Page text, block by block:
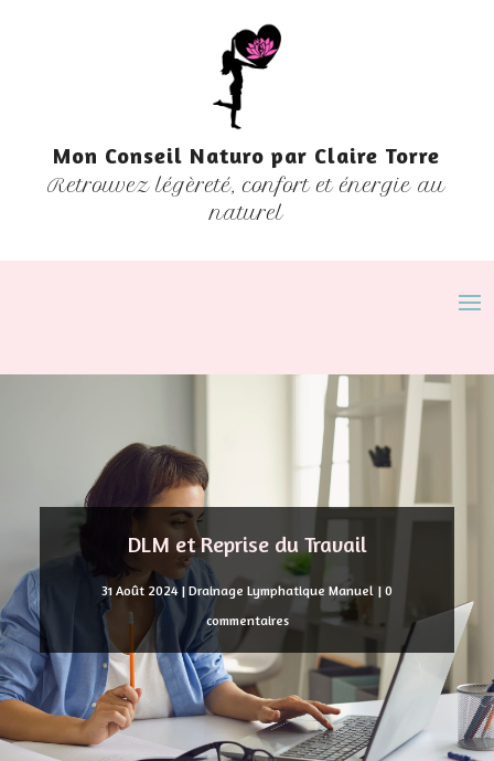
Mon Conseil Naturo par Claire Torre
Retrouvez légèreté, confort et énergie au
naturel
DLM et Reprise du Travail
31 Août 2024| Drainage Lymphatique Manuel | 0
commentaires